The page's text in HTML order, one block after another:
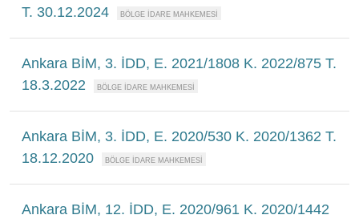
T. 30.12.2024
Ankara BİM, 3. İDD, E. 2021/1808 K. 2022/875 T.
18.3.2022
Ankara BİM, 3. İDD, E. 2020/530 K. 2020/1362 T.
18.12.2020
Ankara BİM, 12. İDD, E. 2020/961 K. 2020/1442